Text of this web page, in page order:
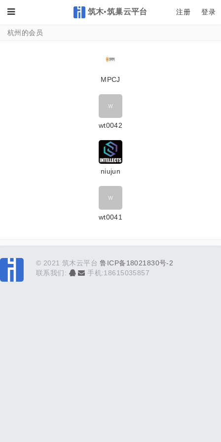
Toggle 筑木•筑巢云平台 注册 登录
杭州的会员
MPCJ
wt0042
niujun
wt0041
© 2021 筑木云平台鲁ICP备18021830号-2
联系我们:
手机:18615035857